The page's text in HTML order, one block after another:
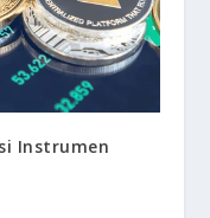
Instrumen